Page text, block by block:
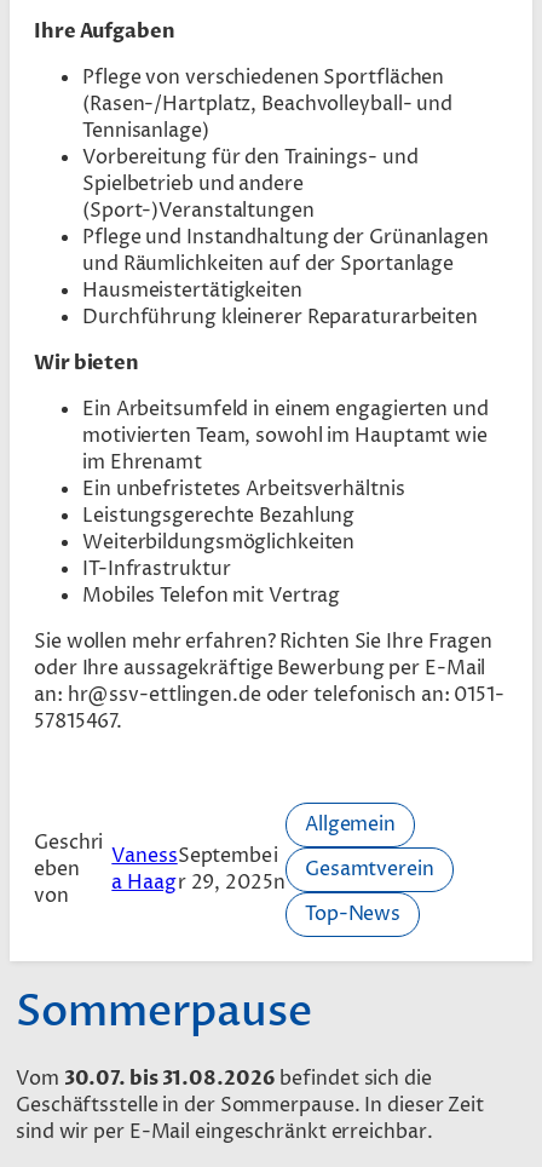
Ihre Aufgaben
Pflege von verschiedenen Sportflächen
(Rasen-/Hartplatz, Beachvolleyball- und
Tennisanlage)
Vorbereitung für den Trainings- und
Spielbetrieb und andere
(Sport-)Veranstaltungen
Pflege und Instandhaltung der Grünanlagen
und Räumlichkeiten auf der Sportanlage
Hausmeistertätigkeiten
Durchführung kleinerer Reparaturarbeiten
Wir bieten
Ein Arbeitsumfeld in einem engagierten und
motivierten Team, sowohl im Hauptamt wie
im Ehrenamt
Ein unbefristetes Arbeitsverhältnis
Leistungsgerechte Bezahlung
Weiterbildungsmöglichkeiten
IT-Infrastruktur
Mobiles Telefon mit Vertrag
Sie wollen mehr erfahren? Richten Sie Ihre Fragen
oder Ihre aussagekräftige Bewerbung per E-Mail
an: hr@ssv-ettlingen.de oder telefonisch an: 0151-
57815467.
Geschri
eben
von
Vaness
a Haag
Septembe
r 29, 2025
i
n
Allgemein
Gesamtverein
Top-News
Sommerpause
Vom 30.07. bis 31.08.2026 befindet sich die
Geschäftsstelle in der Sommerpause. In dieser Zeit
sind wir per E-Mail eingeschränkt erreichbar.